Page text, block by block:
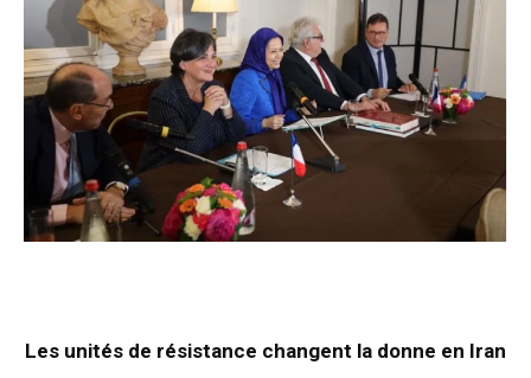
Les unités de résistance changent la donne en Iran